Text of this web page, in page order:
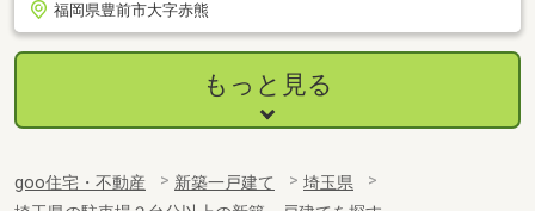
福岡県豊前市大字赤熊
もっと見る
goo住宅・不動産 新築一戸建て
埼玉県